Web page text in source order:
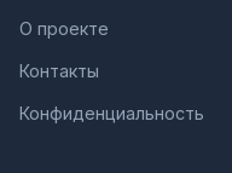
О проекте
Контакты
Конфиденциальность